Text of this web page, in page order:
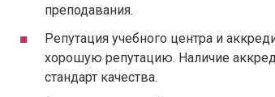
преподавания.
Репутация учебного центра и
хорошую репутацию. Наличие
стандарт качества.